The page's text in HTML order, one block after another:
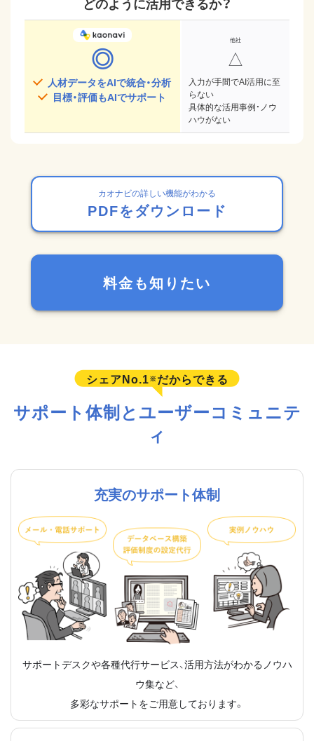
◎
人材データをAIで統合・分析
目標・評価もAIでサポート
△
入力が手間でAI活用に至
らない
具体的な活用事例・ノウ
ハウがない
カオナビの詳しい機能がわかる
PDFをダウンロード
料金も知りたい
シェアNo.1※ だからできる
サポート体制とユーザーコミュニテ
ィ
充実のサポート体制
サポートデスクや各種代行サービス、活用方法がわかるノウハ
ウ集など、
多彩なサポートをご用意しております。